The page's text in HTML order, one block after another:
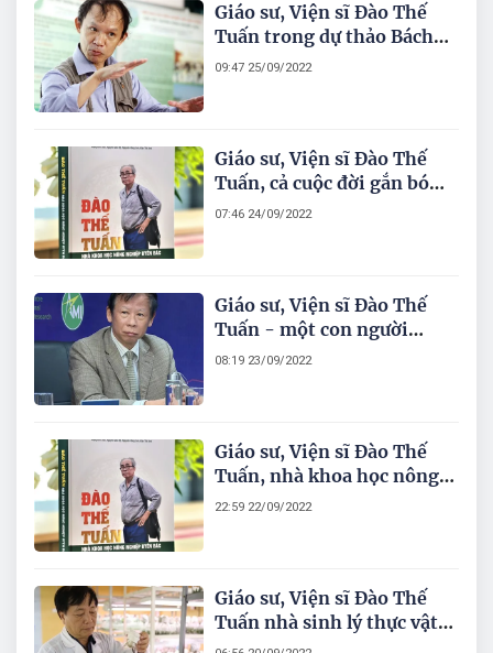
Giáo sư, Viện sĩ Đào Thế
Tuấn trong dự thảo Bách
khoa toàn thư Việt Nam
09:47 25/09/2022
Giáo sư, Viện sĩ Đào Thế
Tuấn, cả cuộc đời gắn bó
với sự nghiệp nghiên cứu
07:46 24/09/2022
Giáo sư, Viện sĩ Đào Thế
Tuấn - một con người
tuyệt đẹp
08:19 23/09/2022
Giáo sư, Viện sĩ Đào Thế
Tuấn, nhà khoa học nông
nghiệp hàng đầu
22:59 22/09/2022
Giáo sư, Viện sĩ Đào Thế
Tuấn nhà sinh lý thực vật
uyên bác, người thầy đáng